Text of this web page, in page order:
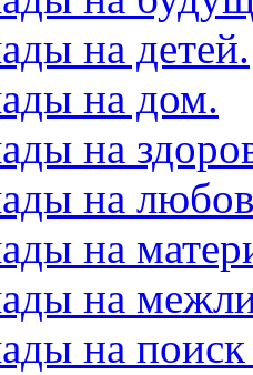
на детей.
на дом.
на
на
на
на
на